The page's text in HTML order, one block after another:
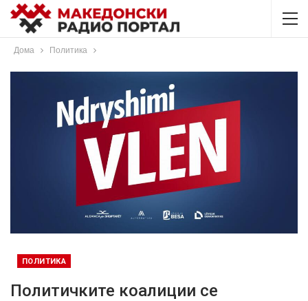
Дома Политика
ПОЛИТИКА
Политичките коалиции се